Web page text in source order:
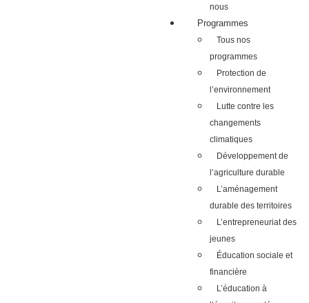
nous
Programmes
Tous nos
programmes
Protection de
l’environnement
Lutte contre les
changements
climatiques
Développement de
l’agriculture durable
L’aménagement
durable des territoires
L’entrepreneuriat des
jeunes
Éducation sociale et
financière
L’éducation à